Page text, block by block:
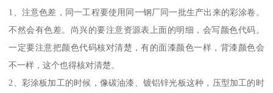
1、注意色差，同一工程要使用同一钢厂同一批生产出来的彩涂卷。
不然会有色差。尚兴的要注意资源表上面的明细，会写颜色代码。
一定要注意把颜色代码核对清楚，有的面漆颜色一样，背漆颜色会
不一样，这个也得核对清楚。
2、彩涂板加工的时候，像碳油漆、镀铝锌光板这种，压型加工的时